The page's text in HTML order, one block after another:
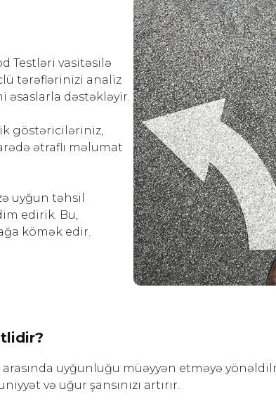
Testləri vasitəsilə
tərəflərinizi analiz
əsaslarla dəstəkləyir.
göstəriciləriniz,
ətraflı məlumat
uyğun təhsil
edirik. Bu,
kömək edir.
uyğunluğu müəyyən etməyə
və uğur şansınızı artırır.